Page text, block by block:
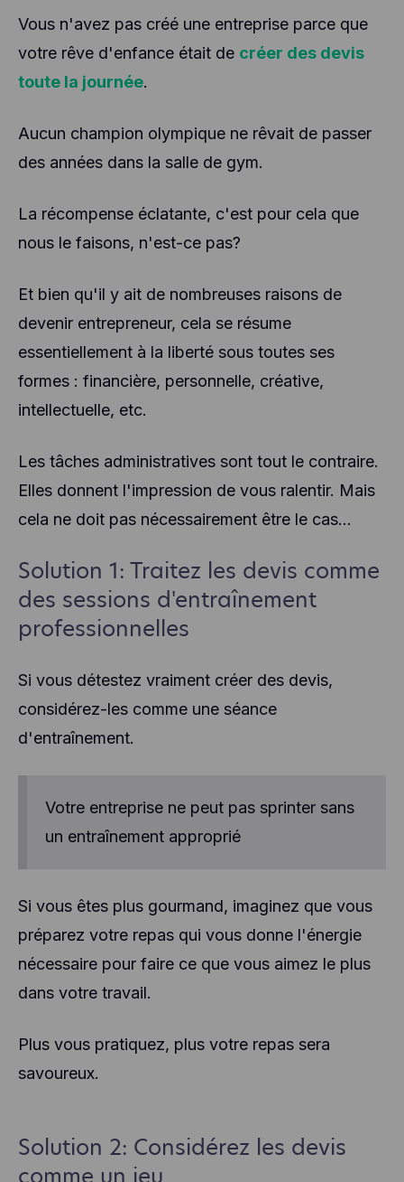
Vous n'avez pas créé une entreprise parce que
votre rêve d'enfance était de créer des devis
toute la journée.
Aucun champion olympique ne rêvait de passer
des années dans la salle de gym.
La récompense éclatante, c'est pour cela que
nous le faisons, n'est-ce pas?
Et bien qu'il y ait de nombreuses raisons de
devenir entrepreneur, cela se résume
essentiellement à la liberté sous toutes ses
formes : financière, personnelle, créative,
intellectuelle, etc.
Les tâches administratives sont tout le contraire.
Elles donnent l'impression de vous ralentir. Mais
cela ne doit pas nécessairement être le cas...
Solution 1: Traitez les devis comme
des sessions d'entraînement
professionnelles
Si vous détestez vraiment créer des devis,
considérez-les comme une séance
d'entraînement.
Votre entreprise ne peut pas sprinter sans
un entraînement approprié
Si vous êtes plus gourmand, imaginez que vous
préparez votre repas qui vous donne l'énergie
nécessaire pour faire ce que vous aimez le plus
dans votre travail.
Plus vous pratiquez, plus votre repas sera
savoureux.
Solution 2: Considérez les devis